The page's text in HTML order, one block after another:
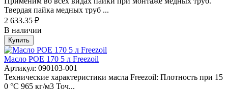
Твердая пайка медных труб ...
2 633.35 ₽
В наличии
Купить
Масло POE 170 5 л Freezoil
Артикул: 090103-001
Технические характеристики масла Freezoil: Плотность при 15
0 °C 965 кг/м3 Точ...